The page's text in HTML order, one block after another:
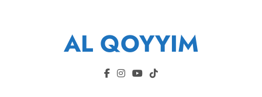
AL QOYYIM
Yayasan Al Qoyyim Sukoharjo